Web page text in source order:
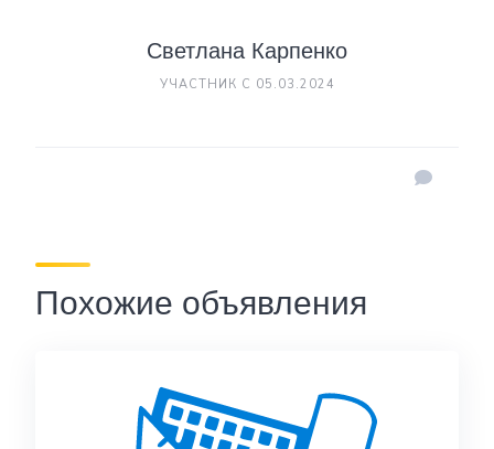
Светлана Карпенко
УЧАСТНИК С 05.03.2024
Похожие объявления